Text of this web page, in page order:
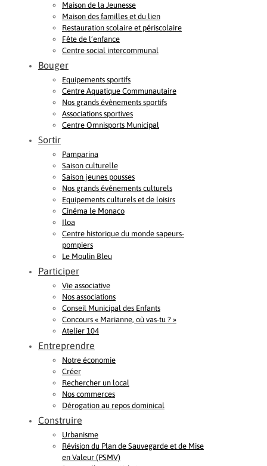
Maison de la Jeunesse
Maison des familles et du lien
Restauration scolaire et périscolaire
Fête de l’enfance
Centre social intercommunal
Bouger
Equipements sportifs
Centre Aquatique Communautaire
Nos grands évènements sportifs
Associations sportives
Centre Omnisports Municipal
Sortir
Pamparina
Saison culturelle
Saison jeunes pousses
Nos grands événements culturels
Equipements culturels et de loisirs
Cinéma le Monaco
Iloa
Centre historique du monde sapeurs-
pompiers
Le Moulin Bleu
Participer
Vie associative
Nos associations
Conseil Municipal des Enfants
Concours « Marianne, où vas-tu ? »
Atelier 104
Entreprendre
Notre économie
Créer
Rechercher un local
Nos commerces
Dérogation au repos dominical
Construire
Urbanisme
Révision du Plan de Sauvegarde et de Mise
en Valeur (PSMV)